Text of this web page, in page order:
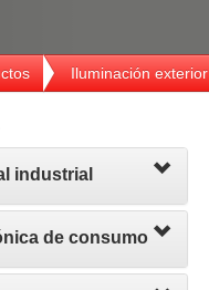
Iluminación exterior
industrial
de consumo